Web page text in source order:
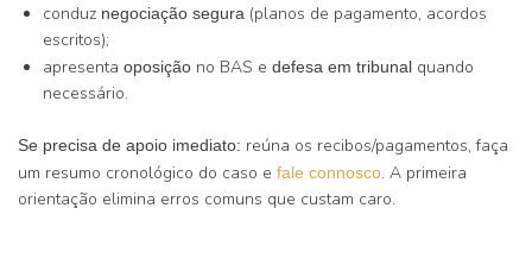
conduz negociação segura (planos de pagamento, acordos
escritos);
apresenta oposição no BAS e defesa em tribunal quando
necessário.
Se precisa de apoio imediato: reúna os recibos/pagamentos, faça
um resumo cronológico do caso e fale connosco. A primeira
orientação elimina erros comuns que custam caro.